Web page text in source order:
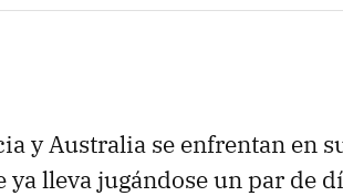
y Australia se enfrentan en
lleva jugándose un par de